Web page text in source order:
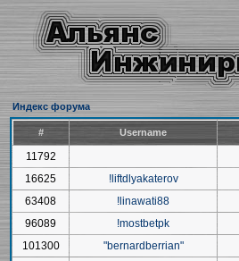
Индекс форума
# Username
11792
16625
!liftdlyakaterov
63408
!linawati88
96089
!mostbetpk
101300
"bernardberrian"